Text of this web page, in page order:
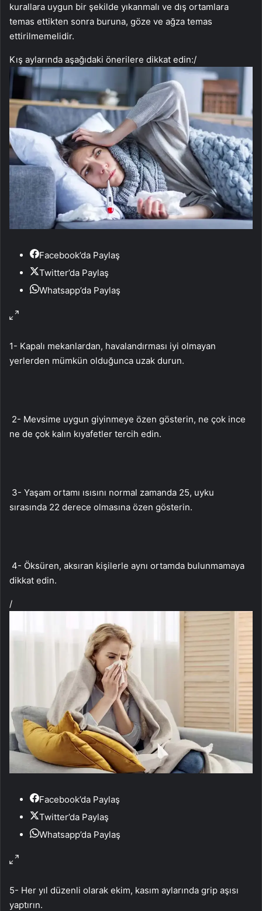
kurallara uygun bir şekilde yıkanmalı ve dış ortamlara
temas ettikten sonra buruna, göze ve ağza temas
ettirilmemelidir.
Kış aylarında aşağıdaki önerilere dikkat edin:/
Facebook’da Paylaş
Twitter’da Paylaş
Whatsapp’da Paylaş
1- Kapalı mekanlardan, havalandırması iyi olmayan
yerlerden mümkün olduğunca uzak durun.
2- Mevsime uygun giyinmeye özen gösterin, ne çok ince
ne de çok kalın kıyafetler tercih edin.
3- Yaşam ortamı ısısını normal zamanda 25, uyku
sırasında 22 derece olmasına özen gösterin.
4- Öksüren, aksıran kişilerle aynı ortamda bulunmamaya
dikkat edin.
/
Facebook’da Paylaş
Twitter’da Paylaş
Whatsapp’da Paylaş
5- Her yıl düzenli olarak ekim, kasım aylarında grip aşısı
yaptırın.